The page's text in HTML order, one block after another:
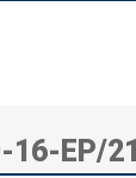
16-EP/21